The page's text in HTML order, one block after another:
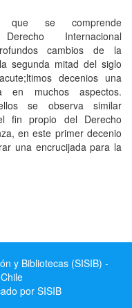
que se comprende
Internacional
cambios de la
segunda mitad del siglo
decenios una
en muchos aspectos.
se observa similar
fin propio del Derecho
en este primer decenio
una encrucijada para la
y Bibliotecas (SISIB) -
por SISIB